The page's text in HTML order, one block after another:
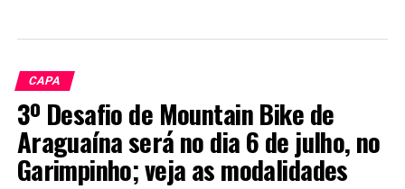
CAPA
3º Desafio de Mountain Bike de
Araguaína será no dia 6 de julho, no
Garimpinho; veja as modalidades